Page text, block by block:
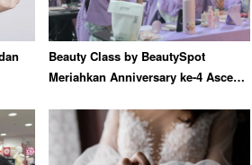
Beauty Class by BeautySpot
Meriahkan Anniversary ke-4 Ascent
City Point